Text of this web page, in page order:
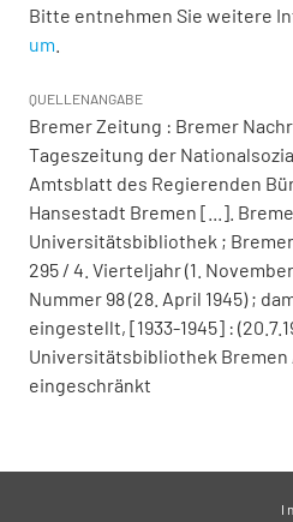
Bitte entnehmen Sie weitere
um
QUELLENANGABE
Bremer Zeitung : Bremer
Tageszeitung der
Amtsblatt des Regierenden
Hansestadt Bremen [...].
Universitätsbibliothek ;
295 / 4. Vierteljahr (1.
Nummer 98 (28. April 1945) ;
eingestellt, [1933-1945] :
Universitätsbibliothek
eingeschränkt